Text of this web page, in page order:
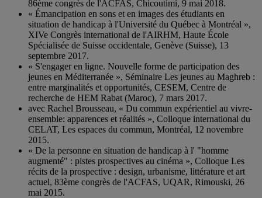
86ème congrès de l'ACFAS, Chicoutimi, 9 mai 2018.
« Émancipation en sons et en images des étudiants en
situation de handicap à l'Université du Québec à Montréal »,
XIVe Congrès international de l'AIRHM, Haute École
Spécialisée de Suisse occidentale, Genève (Suisse), 13
septembre 2017.
« S'engager en ligne. Nouvelle forme de participation des
jeunes en Méditerranée », Séminaire Les jeunes au Maghreb :
entre marginalités et opportunités, CESEM, Centre de
recherche de HEM Rabat (Maroc), 7 mars 2017.
avec Rachel Brousseau, « Du commun expérientiel au vivre-
ensemble: apparences et réalités », Colloque international du
CELAT, Les espaces du commun, Montréal, 12 novembre
2015.
« De la personne en situation de handicap à l' "homme
augmenté" : pistes prospectives au cinéma », Colloque Les
récits de la prospective : design, urbanisme, littérature et art
actuel, 83ème congrès de l'ACFAS, UQAR, Rimouski, 26
mai 2015.